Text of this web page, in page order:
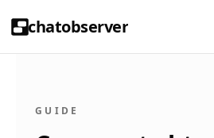
chatobserver
GUIDE